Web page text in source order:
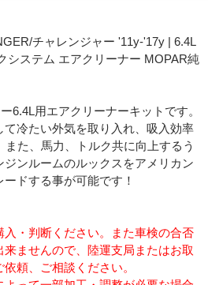
チャレンジャー '11y-'17y | 6.4L
システム エアクリーナー MOPAR純
6.4L用エアクリーナーキットです。
て冷たい外気を取り入れ、吸入効率
た、馬力、トルク共に向上するう
ンルームのルックスをアメリカン
ドする事が可能です！
入・判断ください。また車検の合否
ませんので、陸運支局またはお取
頼、ご相談ください。